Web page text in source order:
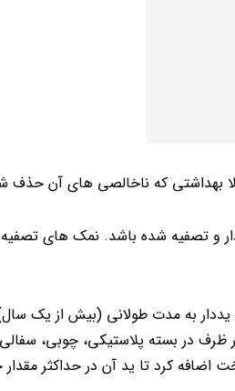
بهداشتی که ناخالصی های آن حذف
و تصفیه شده باشد. نمک های
یددار به مدت طولانی (بیش از یک
ظرف در بسته پلاستیکی، چوبی،
اضافه کرد تا ید آن در حداکثر